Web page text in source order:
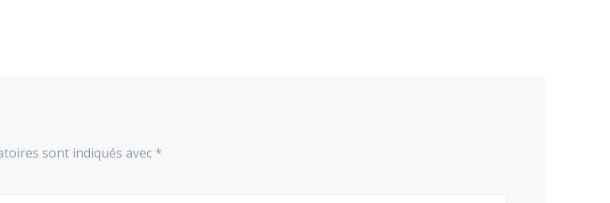
sont indiqués avec *